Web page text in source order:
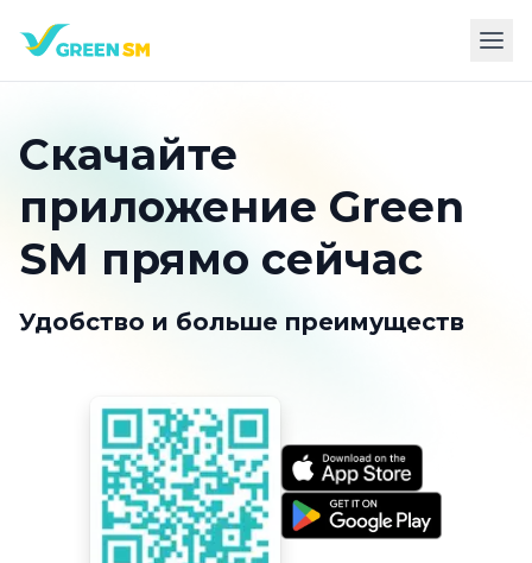
Скачайте
приложение Green
SM прямо сейчас
Удобство и больше преимуществ